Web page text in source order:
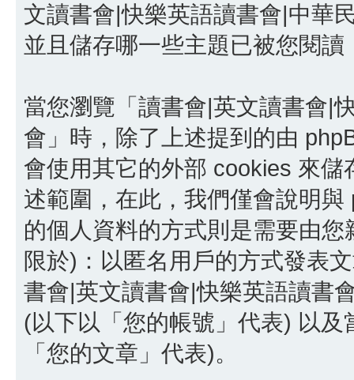
文讀書會|快樂英語讀書會|中華
並且儲存哪一些主題已被您閱
當您瀏覽「讀書會|英文讀書會|
會」時，除了上述提到的由
會使用其它的外部 cookies 來
述範圍，在此，我們僅會說明
的個人資料的方式則是需要由
限於)：以匿名用戶的方式發表
書會|英文讀書會|快樂英語讀書
(以下以「您的帳號」代表) 以
「您的文章」代表)。